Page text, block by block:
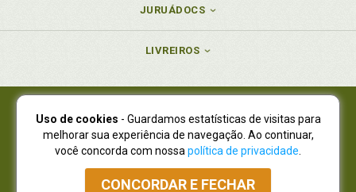
JURUÁDOCS
LIVREIROS
Juruá Editora Ltda., CNPJ 77.535.508/0001-19
Juruá Informática Ltda., CNPJ 01.701.561/0001-80
NOVO ENDEREÇO:R. Flávio Dallegrave, 7665, São Lourenço |
Curitiba - Paraná - CEP 82210-310
Atendimento: (41) 4009-3900|Vendas Atacado: (41) 4009-3939
Uso de cookies - Guardamos estatísticas de visitas para
melhorar sua experiência de navegação. Ao continuar,
você concorda com nossa política de privacidade
CONCORDAR E FECHAR